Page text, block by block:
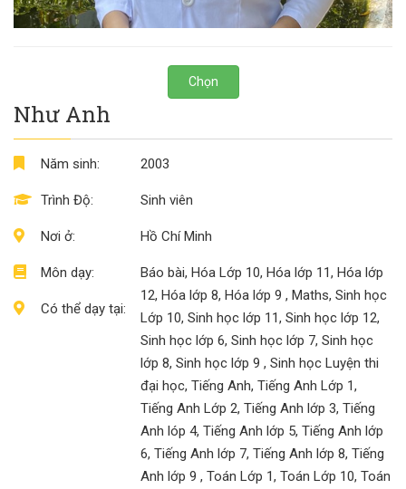
Chọn
Như Anh
Năm sinh:
Trình Độ:
Nơi ở:
Môn dạy:
Có thể dạy tại:
2003
Sinh viên
Hồ Chí Minh
Báo bài, Hóa Lớp 10, Hóa lớp 11, Hóa lớp
12, Hóa lớp 8, Hóa lớp 9 , Maths, Sinh học
Lớp 10, Sinh học lớp 11, Sinh học lớp 12,
Sinh học lớp 6, Sinh học lớp 7, Sinh học
lớp 8, Sinh học lớp 9 , Sinh học Luyện thi
đại học, Tiếng Anh, Tiếng Anh Lớp 1,
Tiếng Anh Lớp 2, Tiếng Anh lớp 3, Tiếng
Anh lóp 4, Tiếng Anh lớp 5, Tiếng Anh lớp
6, Tiếng Anh lớp 7, Tiếng Anh lớp 8, Tiếng
Anh lớp 9 , Toán Lớp 1, Toán Lớp 10, Toán